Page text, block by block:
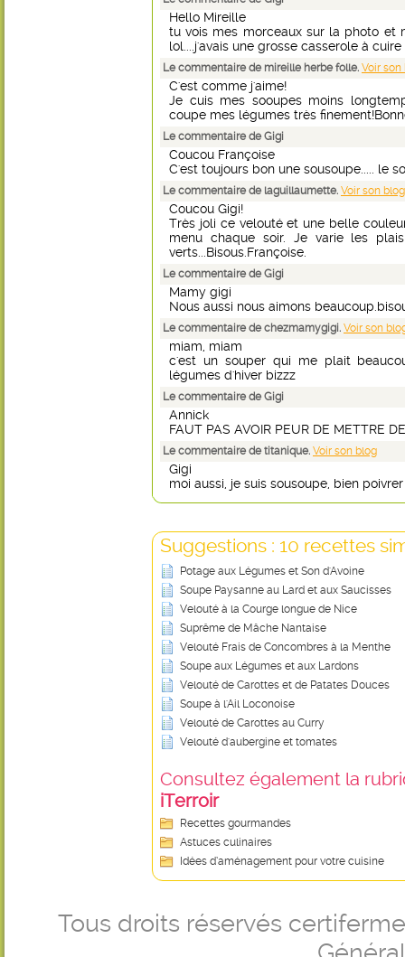
Hello Mireille
tu vois mes morceaux sur la photo et
lol....j'avais une grosse casserole à
Le commentaire de mireille herbe folle. Voir son
C'est comme j'aime!
Je cuis mes sooupes moins
coupe mes légumes très
Le commentaire de Gigi
Coucou Françoise
C'est toujours bon une sousoupe..... le
Le commentaire de laguillaumette. Voir son blog
Coucou Gigi!
Très joli ce velouté et une belle
menu chaque soir. Je varie les
verts...Bisous.Françoise.
Le commentaire de Gigi
Mamy gigi
Nous aussi nous aimons
Le commentaire de chezmamygigi. Voir son
miam, miam
c'est un souper qui me plait
légumes d'hiver bizzz
Le commentaire de Gigi
Annick
FAUT PAS AVOIR PEUR DE METTRE
Le commentaire de titanique. Voir son blog
Gigi
moi aussi, je suis sousoupe, bien
Suggestions : 10 recettes
Potage aux Légumes et Son d'Avoine
Soupe Paysanne au Lard et aux Saucisses
Velouté à la Courge longue de Nice
Suprême de Mâche Nantaise
Velouté Frais de Concombres à la Menthe
Soupe aux Légumes et aux Lardons
Velouté de Carottes et de Patates Douces
Soupe à l'Ail Loconoise
Velouté de Carottes au Curry
Velouté d'aubergine et tomates
Consultez également la
iTerroir
Recettes gourmandes
Astuces culinaires
Idées d’aménagement pour votre cuisine
Tous droits réservés